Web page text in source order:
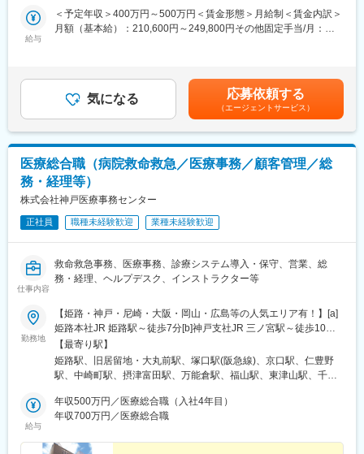
変更の範囲：会社の定める業務
することで、長期的な信頼関係の構築を目指します。
案
・顧客施設の運用実態を把握し、コスト削減や業務効率化、衛生
管理向上に寄与するサービスプランの企画・提案
・院内業務の一部請負や、顧客からの相談対応、トラブル時の迅
速な対応
・定期的な業務報告や改善提案の実施
■扱うサービス
寝具類・白衣・ユニフォーム・医療用カーテン・手術用リネン等
のリース及びクリーニング、施設の衛生管理に関する各種サービ
ス
■組織構成
チームで連携し、顧客対応にあたっています。
■業務の魅力
医療や宿泊施設の運営を支え、地域の安心・安全に貢献できる社
会貢献性の高い仕事です。多様な法人と信頼関係を築き、提案型
■教育体制
す。パソコン操作（ワード・エクセル初級）を活かせます。
給与
＜予定年収＞400万円～500万円＜賃金形態＞月給制＜賃金内訳＞
月額（基本給）：210,600円～249,800円その他固定手当/月：
手当7,000円、扶養がある場合地域手当27,000円、扶養手当1人目
10,000円別途2人目以降1人につき3,000円支給賃金はあくまでも
目安の金額であり、選考を通じて上下する可能性があります。月
給(月額)は固定手当を含めた表記です。
気になる 応募依頼する
（エージェントサービス）
医療総合職（病院救命救急／医療事務／顧客管理／総
務・経理等）
株式会社神戸医療事務センター
正社員 職種未経験歓迎 業種未経験歓迎
仕事内容
救命救急事務、医療事務、診療システム導入・保守、営業、総
務・経理、ヘルプデスク、インストラクター等
勤務地
【姫路・神戸・尼崎・大阪・岡山・広島等の人気エリア有！】[a]
姫路本社JR 姫路駅～徒歩7分[b]神戸支社JR 三ノ宮駅～徒歩10分
[c]医療法人社団正名会 池田病院阪急 塚口駅～徒歩3分[d]兵庫県
立はりま姫路総合医療センターJR 姫路駅～徒歩12分(姫路駅～２F
レベルのデッキ接続)[e]社会医療法人財団聖フランシスコ会 姫路
学研究所 北野病院大阪メトロ 中崎町駅～徒歩4分[g]日本赤十字
社 高槻赤十字病院JR 富田駅～バス13分、日赤病院停～徒歩2分
立行政法人国立病院機構 福山医療センターJR 福山駅～車で約10
【最寄り駅】
姫路駅、旧居留地・大丸前駅、塚口駅(阪急線)、京口駅、仁豊野
駅、中崎町駅、摂津富田駅、万能倉駅、福山駅、東津山駅、千本
戸三宮駅(阪急・神戸高速)、天満駅
給与
年収500万円／医療総合職（入社4年目）
年収700万円／医療総合職